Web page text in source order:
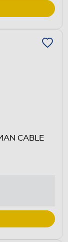
CABLE